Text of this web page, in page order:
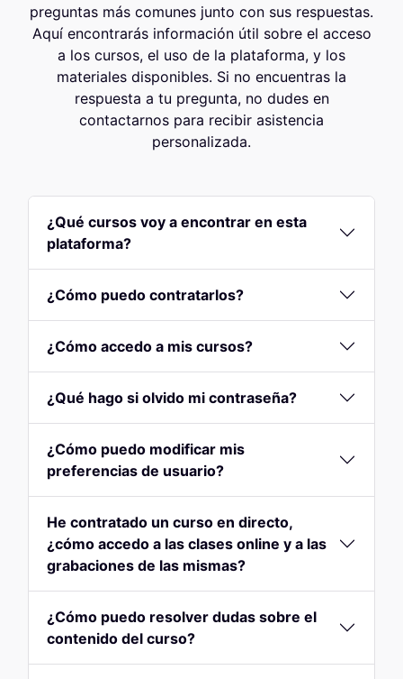
preguntas más comunes junto con sus respuestas.
Aquí encontrarás información útil sobre el acceso
a los cursos, el uso de la plataforma, y los
materiales disponibles. Si no encuentras la
respuesta a tu pregunta, no dudes en
contactarnos para recibir asistencia
personalizada.
¿Qué cursos voy a encontrar en esta
plataforma?
¿Cómo puedo contratarlos?
¿Cómo accedo a mis cursos?
¿Qué hago si olvido mi contraseña?
¿Cómo puedo modificar mis
preferencias de usuario?
He contratado un curso en directo,
¿cómo accedo a las clases online y a las
grabaciones de las mismas?
¿Cómo puedo resolver dudas sobre el
contenido del curso?